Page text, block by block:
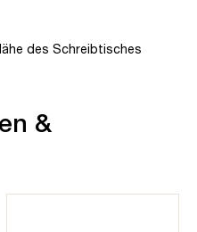
des Schreibtisches
&